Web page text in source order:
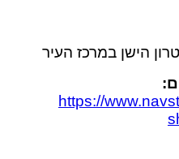
במרכז העיר
https://